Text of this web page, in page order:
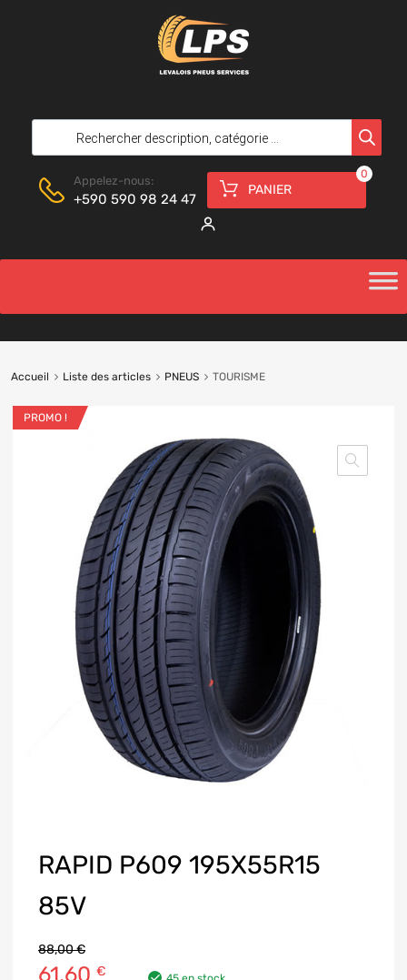
Appelez-nous:
+590 590 98 24 47
PANIER
0
Accueil Liste des articles PNEUS TOURISME
PROMO !
RAPID P609 195X55R15
85V
88,00€
€